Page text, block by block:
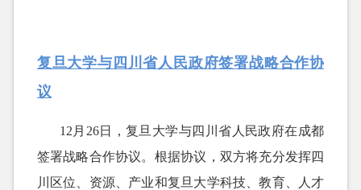
复旦大学与四川省人民政府签署战略合作协
议
12月26日，复旦大学与四川省人民政府在成都
签署战略合作协议。根据协议，双方将充分发挥四
川区位、资源、产业和复旦大学科技、教育、人才